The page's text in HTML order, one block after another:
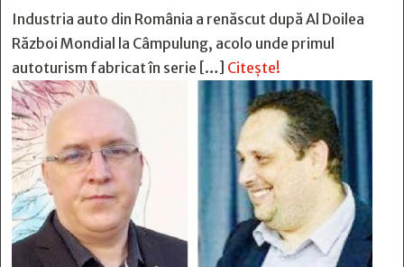
Industria auto din România a renăscut după Al Doilea
Război Mondial la Câmpulung, acolo unde primul
autoturism fabricat în serie […] Citește!